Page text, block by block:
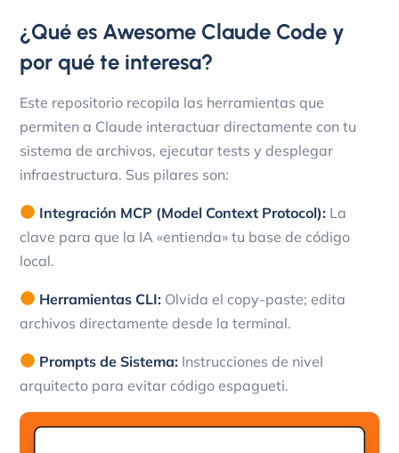
¿Qué es Awesome Claude Code y
por qué te interesa?
Este repositorio recopila las herramientas que
permiten a Claude interactuar directamente con tu
sistema de archivos, ejecutar tests y desplegar
infraestructura. Sus pilares son:
Integración MCP (Model Context Protocol): La
clave para que la IA «entienda» tu base de código
local.
Herramientas CLI: Olvida el copy-paste; edita
archivos directamente desde la terminal.
Prompts de Sistema: Instrucciones de nivel
arquitecto para evitar código espagueti.